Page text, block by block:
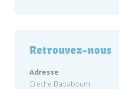
Retrouvez-nous
Adresse
Crèche Badaboum